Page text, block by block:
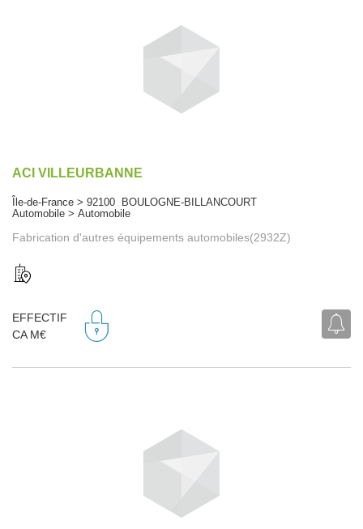
ACI VILLEURBANNE
Île-de-France > 92100 BOULOGNE-BILLANCOURT
Automobile > Automobile
Fabrication d'autres équipements automobiles(2932Z)
EFFECTIF
CA M€